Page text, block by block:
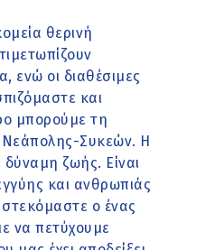
θερινή
ενώ οι διαθέσιμες
και
μπορούμε τη
Νεάπολης-Συκεών. Η
δύναμη ζωής. Είναι
και ανθρωπιάς
ο ένας
να πετύχουμε